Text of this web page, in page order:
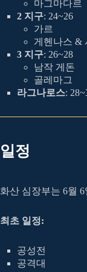
마그마다르
2 지구: 24~26
가르
게헨나스 &
3 지구: 26~28
남작 게돈
골레마그
라그나로스:
일정
화산 심장부는 6월
최초 일정:
공성전
공격대